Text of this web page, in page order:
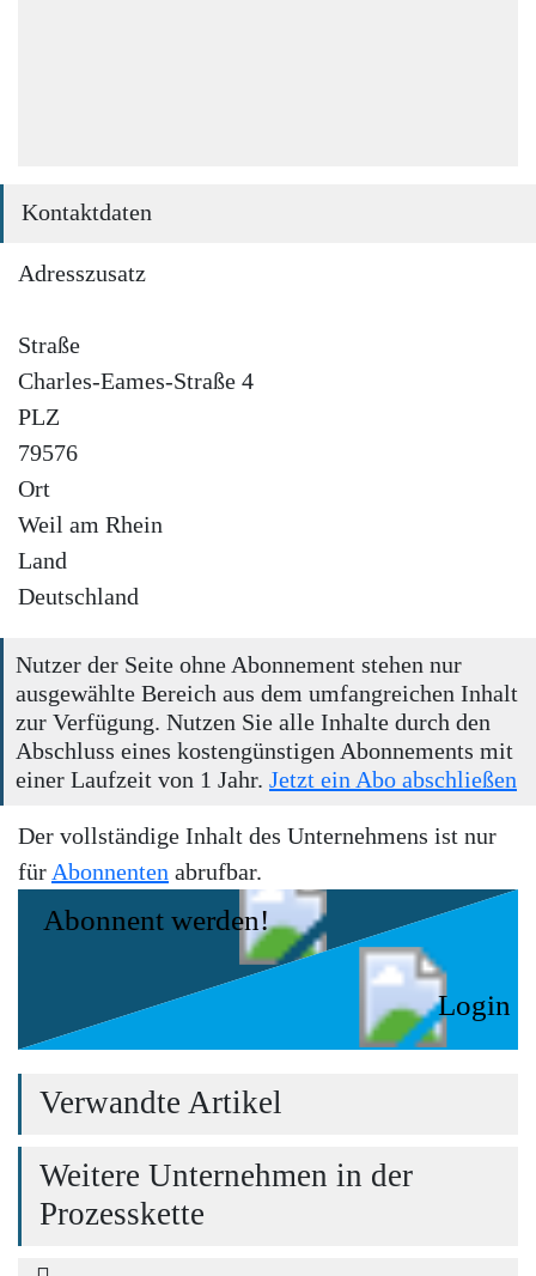
Kontaktdaten
Adresszusatz
Straße
Charles-Eames-Straße 4
PLZ
79576
Ort
Weil am Rhein
Land
Deutschland
Nutzer der Seite ohne Abonnement stehen nur
ausgewählte Bereich aus dem umfangreichen Inhalt
zur Verfügung. Nutzen Sie alle Inhalte durch den
Abschluss eines kostengünstigen Abonnements mit
einer Laufzeit von 1 Jahr. Jetzt ein Abo abschließen
Der vollständige Inhalt des Unternehmens ist nur
für Abonnenten abrufbar.
Abonnent werden!
Login
Verwandte Artikel
Weitere Unternehmen in der
Prozesskette